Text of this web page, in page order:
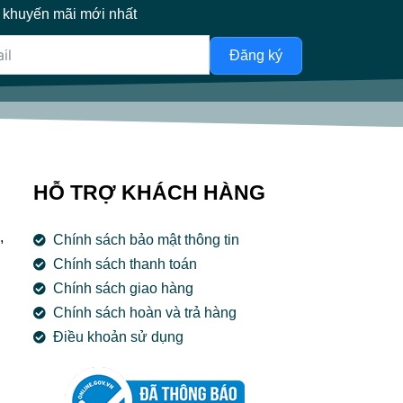
mãi mới nhất
Đăng ký
HỖ TRỢ KHÁCH HÀNG
Chính sách bảo mật thông tin
Chính sách thanh toán
Chính sách giao hàng
Chính sách hoàn và trả hàng
Điều khoản sử dụng